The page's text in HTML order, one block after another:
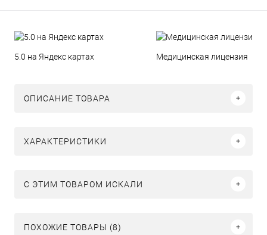
5.0 на Яндекс картах Медицинская лицензия
ОПИСАНИЕ ТОВАРА
ХАРАКТЕРИСТИКИ
C ЭТИМ ТОВАРОМ ИСКАЛИ
ПОХОЖИЕ ТОВАРЫ (8)